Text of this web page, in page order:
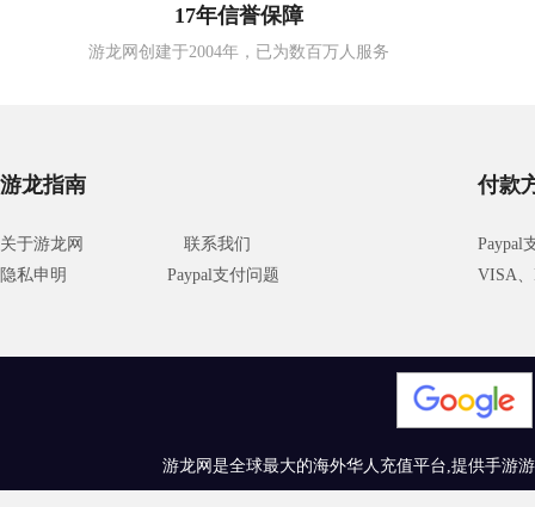
17年信誉保障
游龙网创建于2004年，已为数百万人服务
游龙指南
关于游龙网
联系我们
隐私申明
Paypal支付问题
付款
Paypal
VISA、
游龙网是全球最大的海外华人充值平台,提供手游